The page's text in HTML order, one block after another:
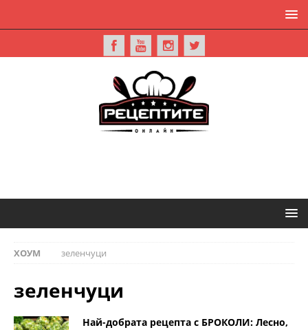
ХОУМ зеленчуци
зеленчуци
Най-добрата рецепта с БРОКОЛИ: Лесно,